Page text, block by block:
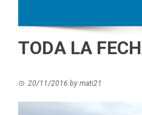
TODA LA
20/11/2016 by mati21